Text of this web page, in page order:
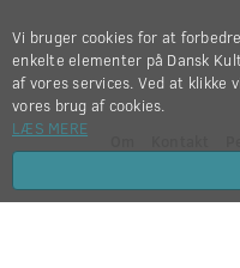
Copyright ©
Vi bruger cookies for at
enkelte elementer på Dansk
af vores services. Ved at klikke
vores brug af cookies.
LÆS MERE